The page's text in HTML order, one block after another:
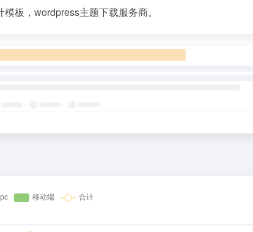
板，wordpress主题下载服务商。